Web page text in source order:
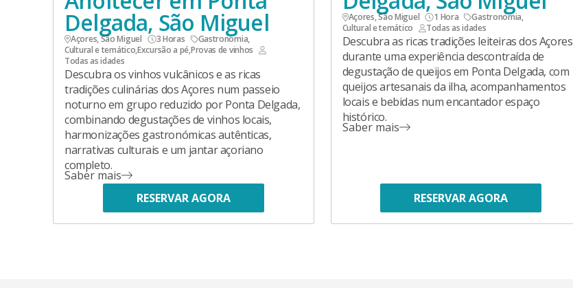
Delgada, São Miguel
Açores, São Miguel 3 Horas Gastronomia,
Cultural e temático,Excursão a pé,Provas de vinhos
Todas as idades
Descubra os vinhos vulcânicos e as ricas
tradições culinárias dos Açores num passeio
noturno em grupo reduzido por Ponta Delgada,
combinando degustações de vinhos locais,
harmonizações gastronómicas autênticas,
narrativas culturais e um jantar açoriano
completo.
Saber mais
RESERVAR AGORA
Açores, São Miguel 1 Hora Gastronomia,
Cultural e temático
Todas as idades
Descubra as ricas tradições leiteiras dos Açores
durante uma experiência descontraída de
degustação de queijos em Ponta Delgada, com
queijos artesanais da ilha, acompanhamentos
locais e bebidas num encantador espaço
histórico.
Saber mais
RESERVAR AGORA